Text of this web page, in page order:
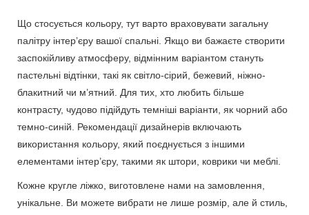
Що стосується кольору, тут варто враховувати загальну
палітру інтер’єру вашої спальні. Якщо ви бажаєте створити
заспокійливу атмосферу, відмінним варіантом стануть
пастельні відтінки, такі як світло-сірий, бежевий, ніжно-
блакитний чи м’ятний. Для тих, хто любить більше
контрасту, чудово підійдуть темніші варіанти, як чорний або
темно-синій. Рекомендації дизайнерів включають
використання кольору, який поєднується з іншими
елементами інтер’єру, такими як штори, коврики чи меблі.
Кожне кругле ліжко, виготовлене нами на замовлення,
унікальне. Ви можете вибрати не лише розмір, але й стиль,